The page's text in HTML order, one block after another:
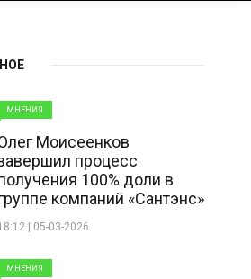
МНЕНИЯ
Моисеенков
процесс
100% доли в
компаний «Сантэнс»
| 05-03-2026
МНЕНИЯ